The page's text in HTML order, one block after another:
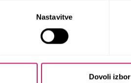
Nastavitve
Dovoli izbor